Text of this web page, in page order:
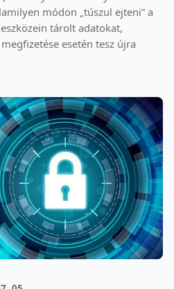
módon „túszul ejteni” a
tárolt adatokat,
esetén tesz újra